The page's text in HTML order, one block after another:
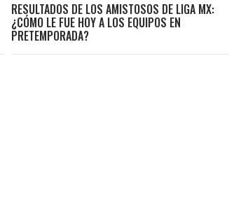
RESULTADOS DE LOS AMISTOSOS DE LIGA MX:
¿CÓMO LE FUE HOY A LOS EQUIPOS EN
PRETEMPORADA?